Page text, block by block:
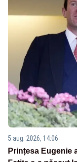
5 aug. 2026, 14:06
Prințesa Eugenie